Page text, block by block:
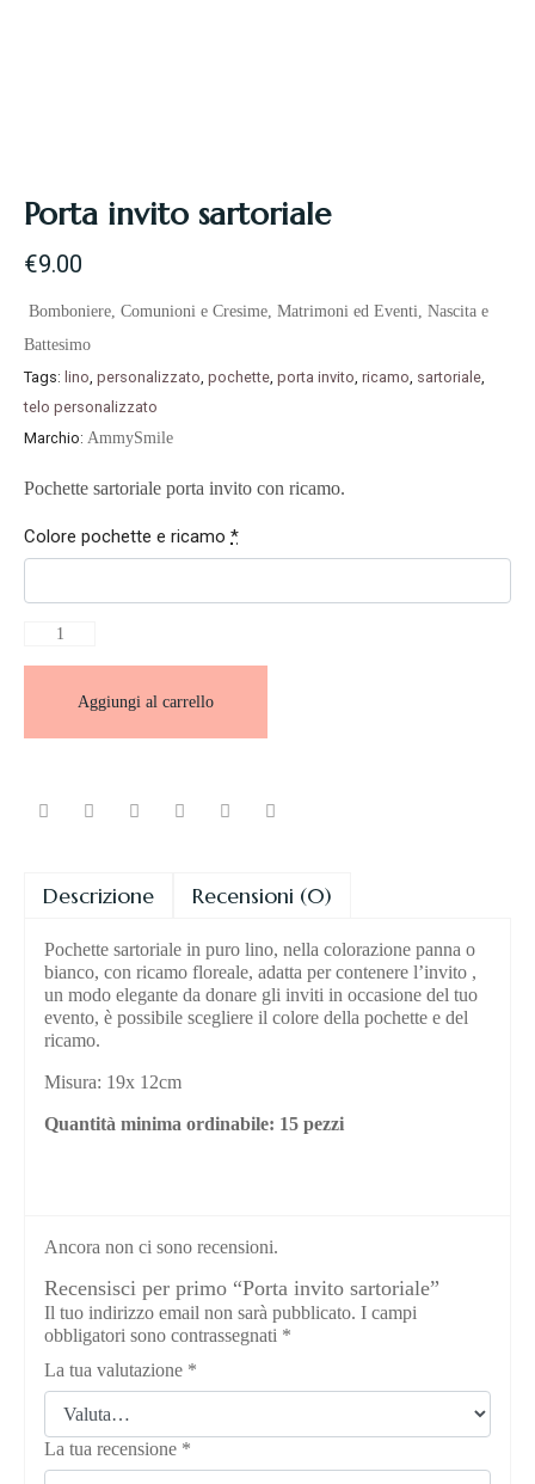
Porta invito sartoriale
€9.00
Bomboniere, Comunioni e Cresime, Matrimoni ed Eventi, Nascita e
Battesimo
Tags: lino, personalizzato, pochette, porta invito, ricamo, sartoriale,
telo personalizzato
Marchio: AmmySmile
Pochette sartoriale porta invito con ricamo.
Colore pochette e ricamo *
Aggiungi al carrello
Descrizione Recensioni (0)
Pochette sartoriale in puro lino, nella colorazione panna o
bianco, con ricamo floreale, adatta per contenere l’invito ,
un modo elegante da donare gli inviti in occasione del tuo
evento, è possibile scegliere il colore della pochette e del
ricamo.
Misura: 19x 12cm
Quantità minima ordinabile: 15 pezzi
Ancora non ci sono recensioni.
Recensisci per primo “Porta invito sartoriale”
Il tuo indirizzo email non sarà pubblicato. I campi
obbligatori sono contrassegnati *
La tua valutazione *
La tua recensione *